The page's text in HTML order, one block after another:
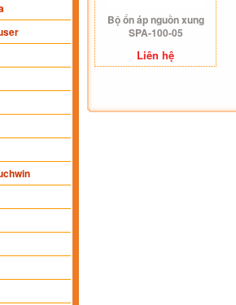
Bộ ổn áp nguồn xung
SPA-100-05
Liên hệ